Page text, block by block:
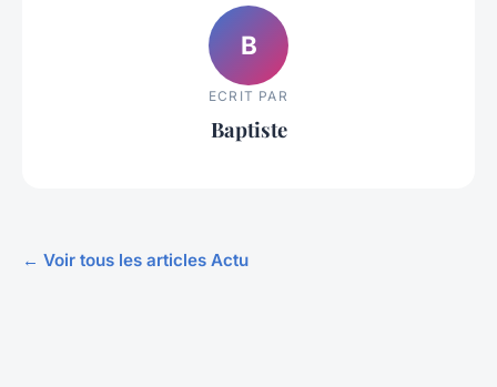
B
ECRIT PAR
Baptiste
← Voir tous les articles Actu